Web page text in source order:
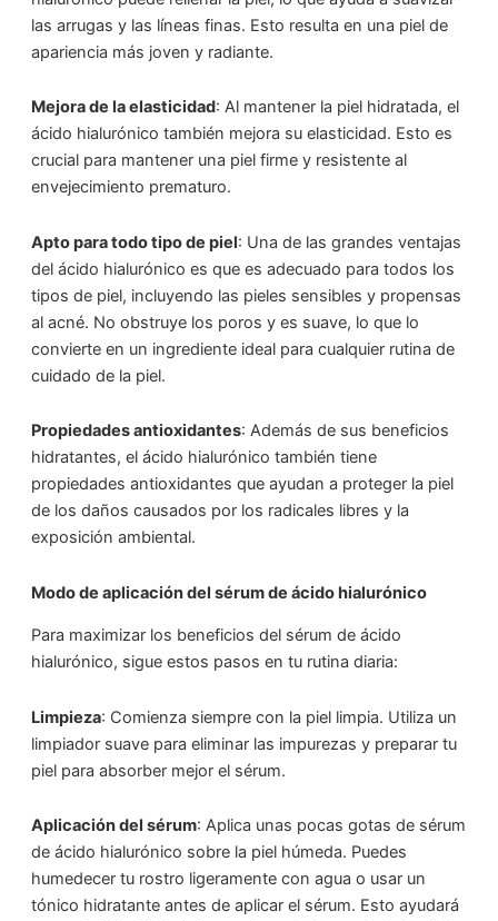
las arrugas y las líneas finas. Esto resulta en una piel de
apariencia más joven y radiante.
Mejora de la elasticidad: Al mantener la piel hidratada, el
ácido hialurónico también mejora su elasticidad. Esto es
crucial para mantener una piel firme y resistente al
envejecimiento prematuro.
Apto para todo tipo de piel: Una de las grandes ventajas
del ácido hialurónico es que es adecuado para todos los
tipos de piel, incluyendo las pieles sensibles y propensas
al acné. No obstruye los poros y es suave, lo que lo
convierte en un ingrediente ideal para cualquier rutina de
cuidado de la piel.
Propiedades antioxidantes: Además de sus beneficios
hidratantes, el ácido hialurónico también tiene
propiedades antioxidantes que ayudan a proteger la piel
de los daños causados por los radicales libres y la
exposición ambiental.
Modo de aplicación del sérum de ácido hialurónico
Para maximizar los beneficios del sérum de ácido
hialurónico, sigue estos pasos en tu rutina diaria:
Limpieza: Comienza siempre con la piel limpia. Utiliza un
limpiador suave para eliminar las impurezas y preparar tu
piel para absorber mejor el sérum.
Aplicación del sérum: Aplica unas pocas gotas de sérum
de ácido hialurónico sobre la piel húmeda. Puedes
humedecer tu rostro ligeramente con agua o usar un
tónico hidratante antes de aplicar el sérum. Esto ayudará